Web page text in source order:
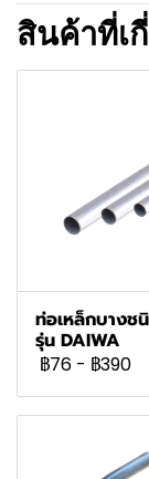
สินค้าที่เ
ท่อเหล็กบางช
รุ่น DAIWA
฿76 - ฿390